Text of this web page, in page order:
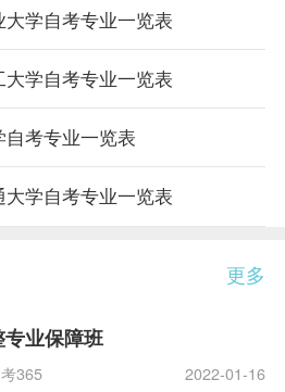
学自考专业一览表
学自考专业一览表
考专业一览表
学自考专业一览表
更多
专业保障班
365 2022-01-16